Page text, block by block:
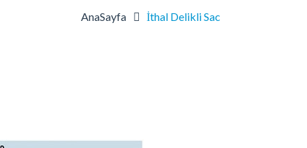
AnaSayfa İthal Delikli Sac